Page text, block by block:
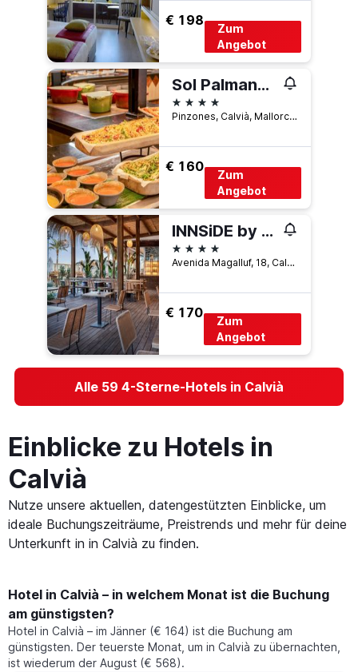
€ 198
Zum
Angebot
Sol Palmanova
4 Sterne
Pinzones, Calvià, Mallorca, Spanien
€ 160
Zum
Angebot
INNSiDE by Meliá Wave Calviá
4 Sterne
Avenida Magalluf, 18, Calvià, Mallorca, Spanien
€ 170
Zum
Angebot
Alle 59 4-Sterne-Hotels in Calvià
Einblicke zu Hotels in
Calvià
Nutze unsere aktuellen, datengestützten Einblicke, um
ideale Buchungszeiträume, Preistrends und mehr für deine
Unterkunft in in Calvià zu finden.
Hotel in Calvià – in welchem Monat ist die Buchung
am günstigsten?
Hotel in Calvià – im Jänner (€ 164) ist die Buchung am
günstigsten. Der teuerste Monat, um in Calvià zu übernachten,
ist wiederum der August (€ 568).